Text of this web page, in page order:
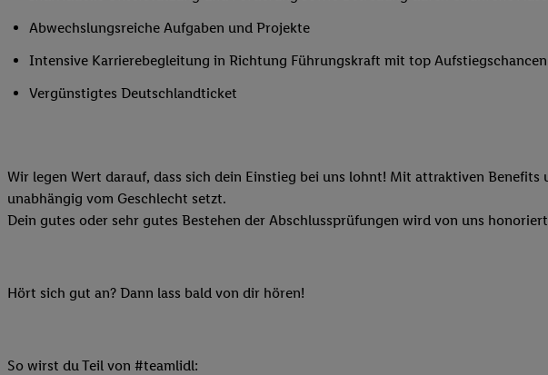
Abwechslungsreiche Aufgaben und Projekte
Intensive Karrierebegleitung in Richtung Führungskraft mit top
Vergünstigtes Deutschlandticket
Wir legen Wert darauf, dass sich dein Einstieg bei uns lohnt! Mit attraktiven
unabhängig vom Geschlecht setzt.
Dein gutes oder sehr gutes Bestehen der Abschlussprüfungen wird von uns
Hört sich gut an? Dann lass bald von dir hören!
So wirst du Teil von #teamlidl:
auch Ihre in einen Hashwert umgewandelte
Zudem erlauben Sie uns, der Utiq SA/NV
Lidl-Diensten zu erfassen. Insbesondere
können Ihre Einwilligung speziell zur Nutzung
finden Sie in den